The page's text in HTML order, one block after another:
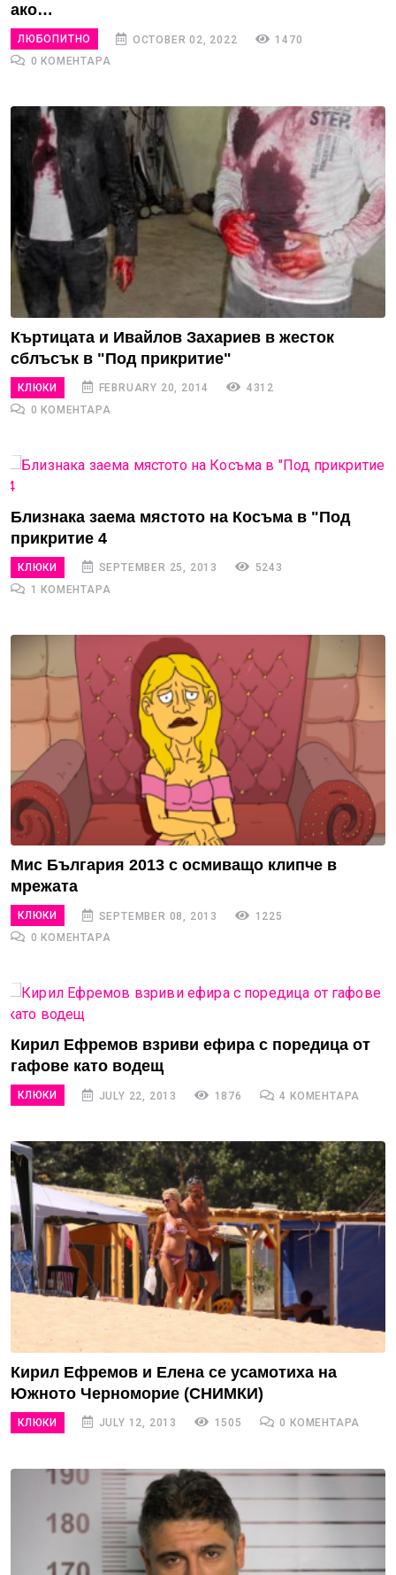
ако…
ЛЮБОПИТНО OCTOBER 02, 2022
1470
0 КОМЕНТАРА
Къртицата и Ивайлов Захариев в жесток
сблъсък в "Под прикритие"
КЛЮКИ FEBRUARY 20, 2014
4312
0 КОМЕНТАРА
Близнака заема мястото на Косъма в "Под
прикритие 4
КЛЮКИ SEPTEMBER 25, 2013
5243
1 КОМЕНТАРА
Мис България 2013 с осмиващо клипче в
мрежата
КЛЮКИ SEPTEMBER 08, 2013
1225
0 КОМЕНТАРА
Кирил Ефремов взриви ефира с поредица от
гафове като водещ
КЛЮКИ JULY 22, 2013 1876 4 КОМЕНТАРА
Кирил Ефремов и Елена се усамотиха на
Южното Черноморие (СНИМКИ)
КЛЮКИ JULY 12, 2013 1505 0 КОМЕНТАРА